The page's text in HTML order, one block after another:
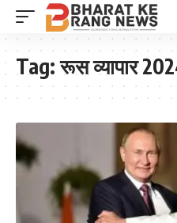
Tag:रूस व्यापार